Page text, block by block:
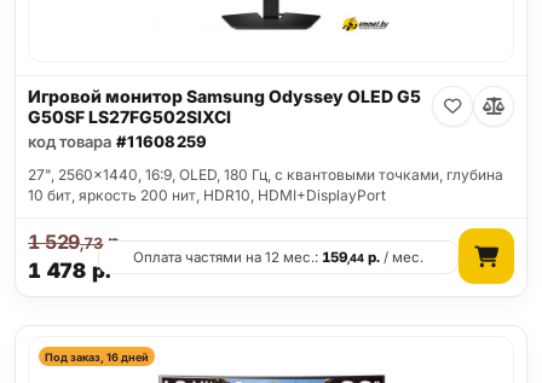
Игровой монитор Samsung Odyssey OLED G5
G50SF LS27FG502SIXCI
код товара #11608259
27", 2560x1440, 16:9, OLED, 180 Гц, c квантовыми точками, глубина
10 бит, яркость 200 нит, HDR10, HDMI+DisplayPort
1 478 р.
1 529,73р.
Оплата частями на 12 мес.:159,44 р. / мес.
Под заказ, 16 дней